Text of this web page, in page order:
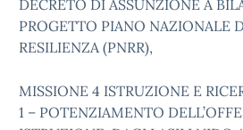
DECRETO DI ASSUNZIONE A
PROGETTO PIANO NAZIONALE
RESILIENZA (PNRR),
MISSIONE 4 ISTRUZIONE E
1 – POTENZIAMENTO